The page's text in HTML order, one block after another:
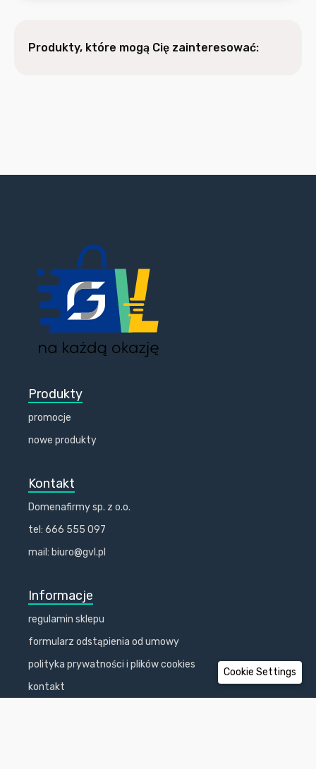
Produkty, które mogą Cię zainteresować:
Produkty
promocje
nowe produkty
Kontakt
Domenafirmy sp. z o.o.
tel: 666 555 097
mail: biuro@gvl.pl
Informacje
regulamin sklepu
formularz odstąpienia od umowy
polityka prywatności i plików cookies
kontakt
Cookie Settings